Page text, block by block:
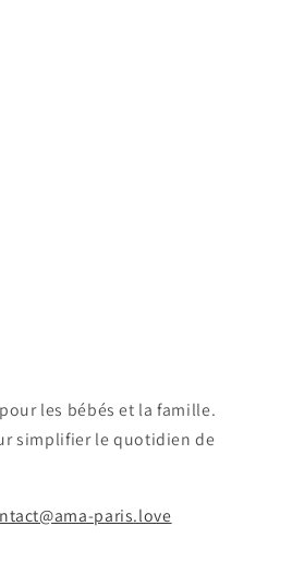
les bébés et la famille.
simplifier le quotidien de
paris.love